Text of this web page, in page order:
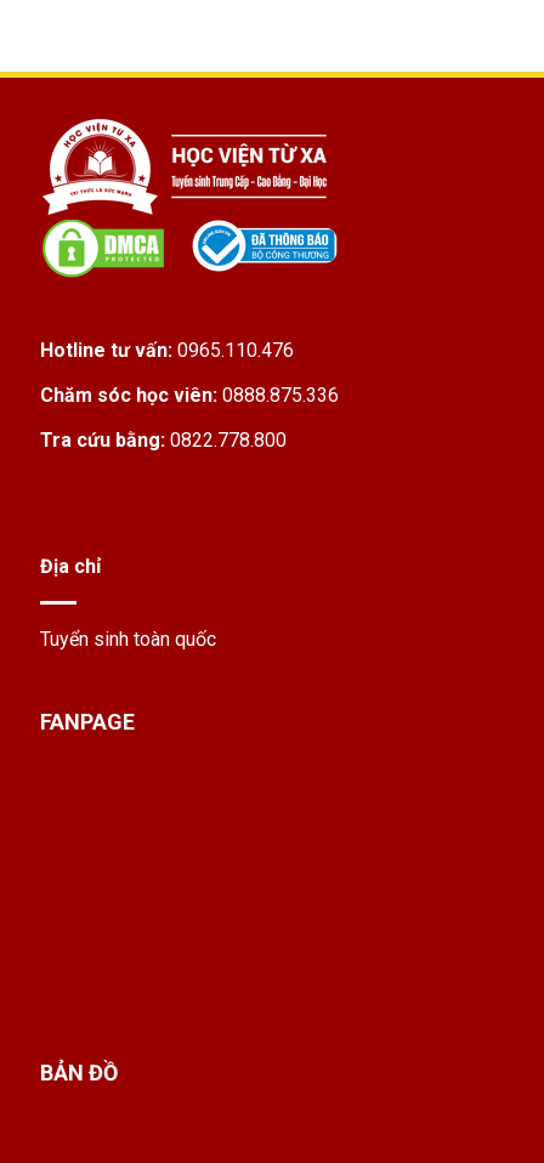
Hotline tư vấn: 0965.110.476
Chăm sóc học viên: 0888.875.336
Tra cứu bằng: 0822.778.800
Địa chỉ
Tuyển sinh toàn quốc
FANPAGE
BẢN ĐỒ